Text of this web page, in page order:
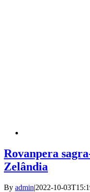
Rovanpera
Zelândia
By admin|2022-10-